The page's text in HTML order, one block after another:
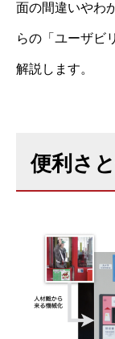
面の間違いやわ
らの「ユーザビ
解説します。
便利さ